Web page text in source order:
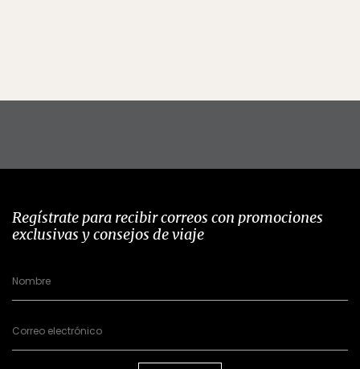
Regístrate para recibir correos con promociones
exclusivas y consejos de viaje